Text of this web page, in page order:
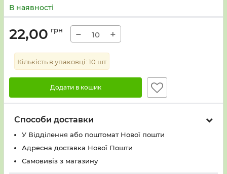
В наявності
22,00 грн − +
Кількість в упаковці: 10 шт
Додати в кошик
Способи доставки
У Вiддiлення або поштомат Нової пошти
Адресна доставка Нової Пошти
Самовивіз з магазину